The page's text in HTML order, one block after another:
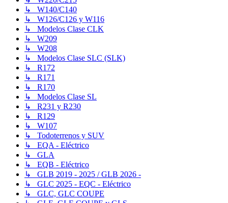
↳ W140/C140
↳ W126/C126 y W116
↳ Modelos Clase CLK
↳ W209
↳ W208
↳ Modelos Clase SLC (SLK)
↳ R172
↳ R171
↳ R170
↳ Modelos Clase SL
↳ R231 y R230
↳ R129
↳ W107
↳ Todoterrenos y SUV
↳ EQA - Eléctrico
↳ GLA
↳ EQB - Eléctrico
↳ GLB 2019 - 2025 / GLB 2026 -
↳ GLC 2025 - EQC - Eléctrico
↳ GLC, GLC COUPE